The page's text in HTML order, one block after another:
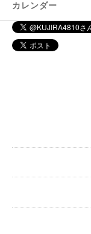
カレンダー